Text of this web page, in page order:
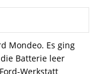
Mondeo. Es ging
Batterie leer
Werkstatt